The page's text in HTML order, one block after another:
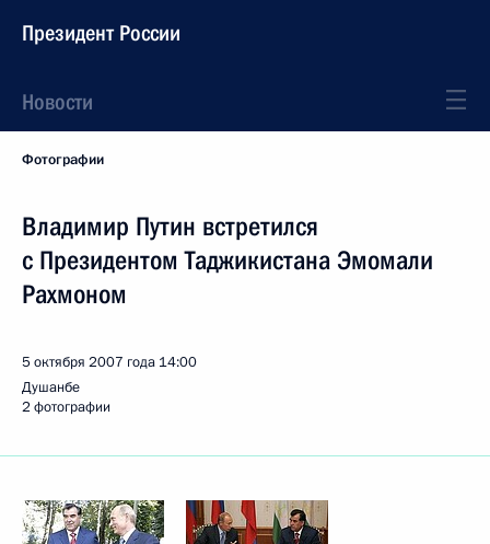
Президент России
Новости
Фотографии
Владимир Путин встретился
с Президентом Таджикистана Эмомали
Рахмоном
5 октября 2007 года 14:00
Душанбе
2 фотографии